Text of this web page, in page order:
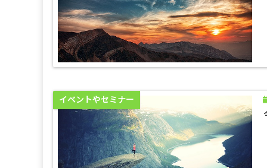
イベントやセミナー